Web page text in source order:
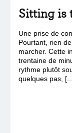
Sitting is
Une prise de
Pourtant, rien
marcher. Cette
trentaine de
rythme plutôt
quelques pas,